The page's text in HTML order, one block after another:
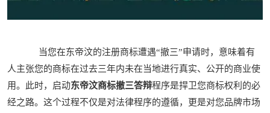
当您在东帝汶的注册商标遭遇“撤三”申请时，意味着有
人主张您的商标在过去三年内未在当地进行真实、公开的商业使
用。此时，启动东帝汶商标撤三答辩程序是捍卫您商标权利的必
经之路。这个过程不仅是对法律程序的遵循，更是对您品牌市场